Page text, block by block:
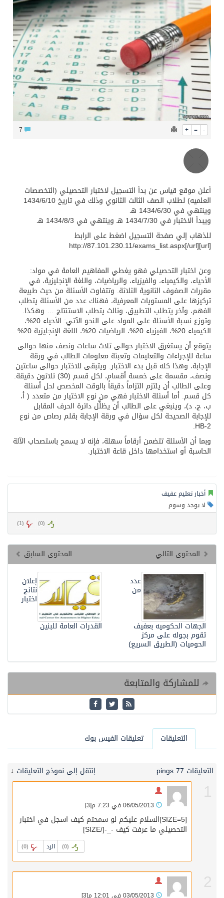
محافظ عفيف يؤدي صلاة عيد الأضحى
+ = -
أعلن موقع قياس عن بدأ التسجيل لاختبار التحصيلي (التخصصات
العلميه) لطلاب الصف الثالث الثانوي وذلك في تاريخ 1434/6/10
وينتهي في 1434/6/30 هـ
ويبدأ الاختبار في 1434/7/30 هـ وينتهي في 1434/8/3 هـ
للذهاب إلي صفحة التسجيل اضغط على الرابط
[url]http://87.101.230.11/exams_list.aspx[/url]
وعن اختبار التحصيلي فهو يغطي المفاهيم العامة في مواد:
الأحياء، والكيمياء، والفيزياء، والرياضيات، واللغة الإنجليزية، في
مقررات الصفوف الثانوية الثلاثة. وتتفاوت الأسئلة من حيث طبيعة
تركيزها على المستويات المعرفية، فهناك عدد من الأسئلة يتطلب
الفهم، وآخر يتطلب التطبيق، وثالث يتطلب الاستنتاج … وهكذا.
وتوزع نسبة الأسئلة على المواد على النحو الآتي: الأحياء 20%،
الكيمياء 20%، الفيزياء 20%، الرياضيات 20%، اللغة الإنجليزية 20% .
يتوقع أن يستغرق الاختبار حوالى ثلاث ساعات ونصف منها حوالى
ساعة للإجراءات والتعليمات وتعبئة معلومات الطالب في ورقة
الإجابة، وهذا كله قبل بدء الاختبار. ويتبقى للاختبار حوالى ساعتين
ونصف، مقسمة على خمسة أقسام، لكل قسم (30) ثلاثون دقيقة.
وعلى الطالب أن يلتزم التزاماً دقيقاً بالوقت المخصص لحل أسئلة
كل قسم. أما أسئلة الاختبار فهي من نوع الاختيار من متعدد ( أ،
ب، ج، د)، وينبغي على الطالب أن يظلِّل دائرة الحرف المقابل
للإجابة الصحيحة لكل سؤال في ورقة الإجابة بقلم رصاص من نوع
HB-2.
وبما أن الأسئلة تتضمن أرقاماً سهلة، فإنه لا يسمح باستصحاب الآلة
الحاسبة أو استخدامها داخل قاعة الاختبار.
أخبار تعليم عفيف
لا يوجد وسوم
(
1
) (
0
)
المحتوى السابق
المحتوى التالي
إعلان
نتائج
اختبار
القدرات العامة للبنين
عدد
من
الجهات الحكوميه بعفيف
تقوم بجوله على مركز
الحوميات (الطريق السريع)
للمشاركة والمتابعة
التعليقات تعليقات الفيس بوك
التعليقات 7 7 pings إنتقل إلى نموذج التعليقات ↓
1
[3]
[SIZE=5]السلام عليكم لو سمحتم كيف اسجل في اختبار
التحصيلي ما عرفت كيف -_-[/SIZE]
(
0
) الرد (
0
)
2
[3]